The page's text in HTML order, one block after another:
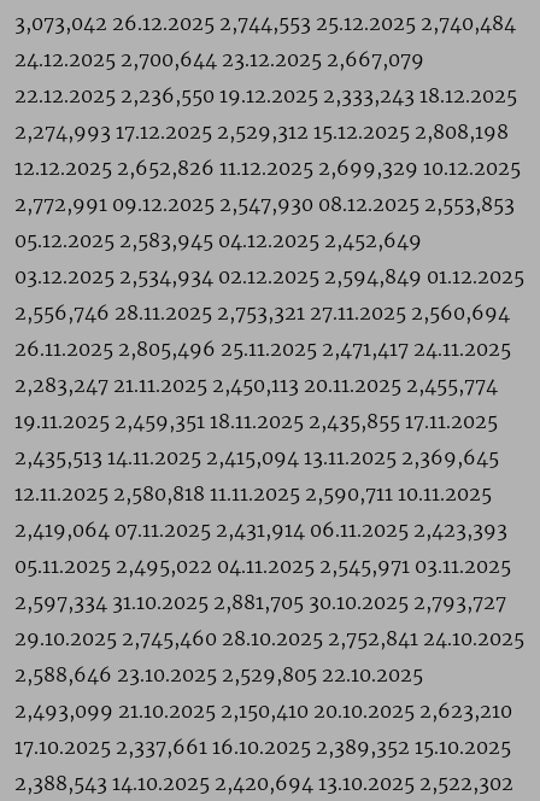
3,073,042 26.12.2025 2,744,553 25.12.2025 2,740,484
24.12.2025 2,700,644 23.12.2025 2,667,079
22.12.2025 2,236,550 19.12.2025 2,333,243 18.12.2025
2,274,993 17.12.2025 2,529,312 15.12.2025 2,808,198
12.12.2025 2,652,826 11.12.2025 2,699,329 10.12.2025
2,772,991 09.12.2025 2,547,930 08.12.2025 2,553,853
05.12.2025 2,583,945 04.12.2025 2,452,649
03.12.2025 2,534,934 02.12.2025 2,594,849 01.12.2025
2,556,746 28.11.2025 2,753,321 27.11.2025 2,560,694
26.11.2025 2,805,496 25.11.2025 2,471,417 24.11.2025
2,283,247 21.11.2025 2,450,113 20.11.2025 2,455,774
19.11.2025 2,459,351 18.11.2025 2,435,855 17.11.2025
2,435,513 14.11.2025 2,415,094 13.11.2025 2,369,645
12.11.2025 2,580,818 11.11.2025 2,590,711 10.11.2025
2,419,064 07.11.2025 2,431,914 06.11.2025 2,423,393
05.11.2025 2,495,022 04.11.2025 2,545,971 03.11.2025
2,597,334 31.10.2025 2,881,705 30.10.2025 2,793,727
29.10.2025 2,745,460 28.10.2025 2,752,841 24.10.2025
2,588,646 23.10.2025 2,529,805 22.10.2025
2,493,099 21.10.2025 2,150,410 20.10.2025 2,623,210
17.10.2025 2,337,661 16.10.2025 2,389,352 15.10.2025
2,388,543 14.10.2025 2,420,694 13.10.2025 2,522,302